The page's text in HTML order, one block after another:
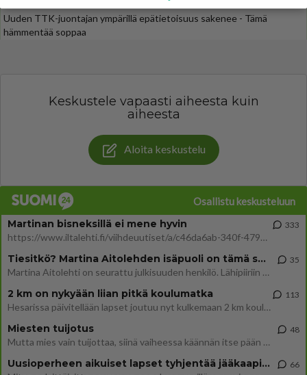
Uuden TTK-juontajan ympärillä epätietoisuus sakenee - Tämä
hämmentää soppaa
Keskustele vapaasti aiheesta kuin
aiheesta
Aloita keskustelu
Osallistu keskusteluun
Martinan bisneksillä ei mene hyvin
https://www.iltalehti.fi/viihdeuutiset/a/c46da6ab-340f-4790-aaa7-0865eed2336 Yrityksen konkurssihakemus on tullut kärä
333
Tiesitkö? Martina Aitolehden isäpuoli on tämä suosittu laulaja
Martina Aitolehti on seurattu julkisuuden henkilö. Lähipiiriin mahtuu muitakin tunnettuja henkilöitä. Tiesitkö, että Ma
35
2 km on nykyään liian pitkä koulumatka
Hesarissa päivitellään lapset joutuu nyt kulkemaan 2 km kouluun jösses. Ruostefillarilla tuo matka menee vaikka miten äk
113
Miesten tuijotus
Mutta mies vain tuijottaa, siinä vaiheessa käännän itse pään pois. Mikä juttu? Yleensä jos joku tuijottaa tai katsoo, hä
48
Uusioperheen aikuiset lapset tyhjentää jääkaapin käydessään 66